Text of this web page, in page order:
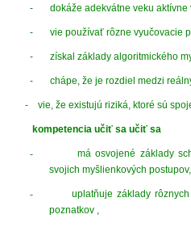
-dokáže adekvátne veku
-vie používať rôzne vyučovacie
-získal základy algoritmického
-chápe, že je rozdiel medzi
- vie, že existujú riziká, ktoré sú
kompetencia učiť sa učiť sa
- má osvojené základy
svojich myšlienkových postupov,
-uplatňuje základy
poznatkov ,